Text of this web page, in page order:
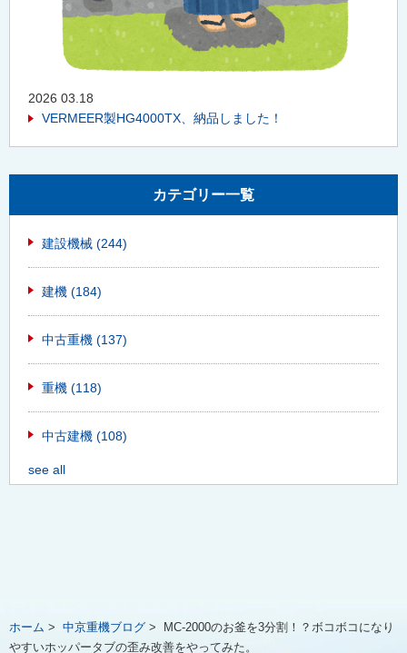
2026 03.18
VERMEER製HG4000TX、納品しました！
カテゴリー一覧
建設機械 (244)
建機 (184)
中古重機 (137)
重機 (118)
中古建機 (108)
see all
ホーム > 中京重機ブログ >
MC-2000のお釜を3分割！？ボコボコになり
やすいホッパータブの歪み改善をやってみた。